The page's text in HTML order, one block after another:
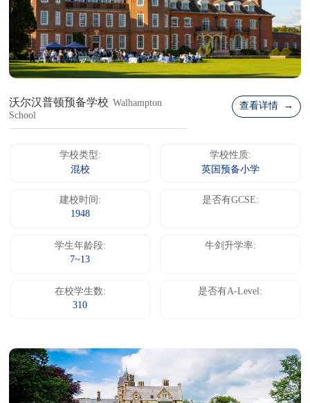
沃尔汉普顿预备学校 Walhampton
School
查看详情 →
学校类型:
混校
学校性质:
英国预备小学
建校时间:
1948
是否有GCSE:
学生年龄段:
7~13
牛剑升学率:
在校学生数:
310
是否有A-Level: